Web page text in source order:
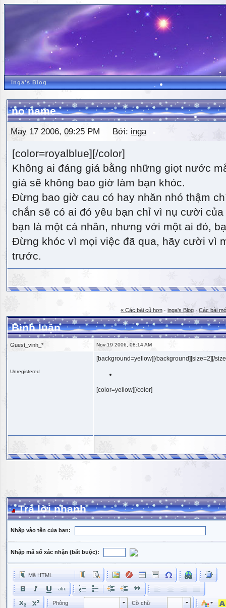
inga's Blog
no name
May 17 2006, 09:25 PM Bởi: inga
[color=royalblue][/color]
Không ai đáng giá bằng những giọt nước
giá sẽ không bao giờ làm bạn khóc.
Đừng bao giờ cau có hay nhăn nhó thậm
chắn sẽ có ai đó yêu bạn chỉ vì nụ cười
bạn là một cá nhân, nhưng với một ai đó,
Đừng khóc vì mọi việc đã qua, hãy cười vì
trước.
« Các bài cũ hơn · inga's Blog · Các bài
Bình luận
Guest_vinh_* Nov 19 2006, 08:14 AM
Unregistered
[background=yellow][/background][size=2][/
[color=yellow][/color]
Trả lời nhanh
Nhập vào tên của bạn:
Nhập mã số xác nhận (bắt buộc):
Mã HTML
Phông Phông Cỡ chữ Kích cỡ phông